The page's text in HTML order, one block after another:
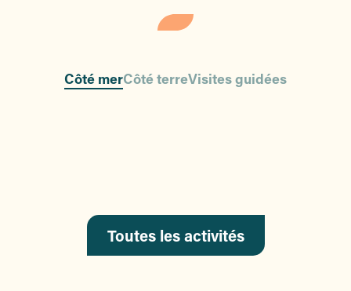
Côté merCôté terreVisites guidées
Toutes les activités